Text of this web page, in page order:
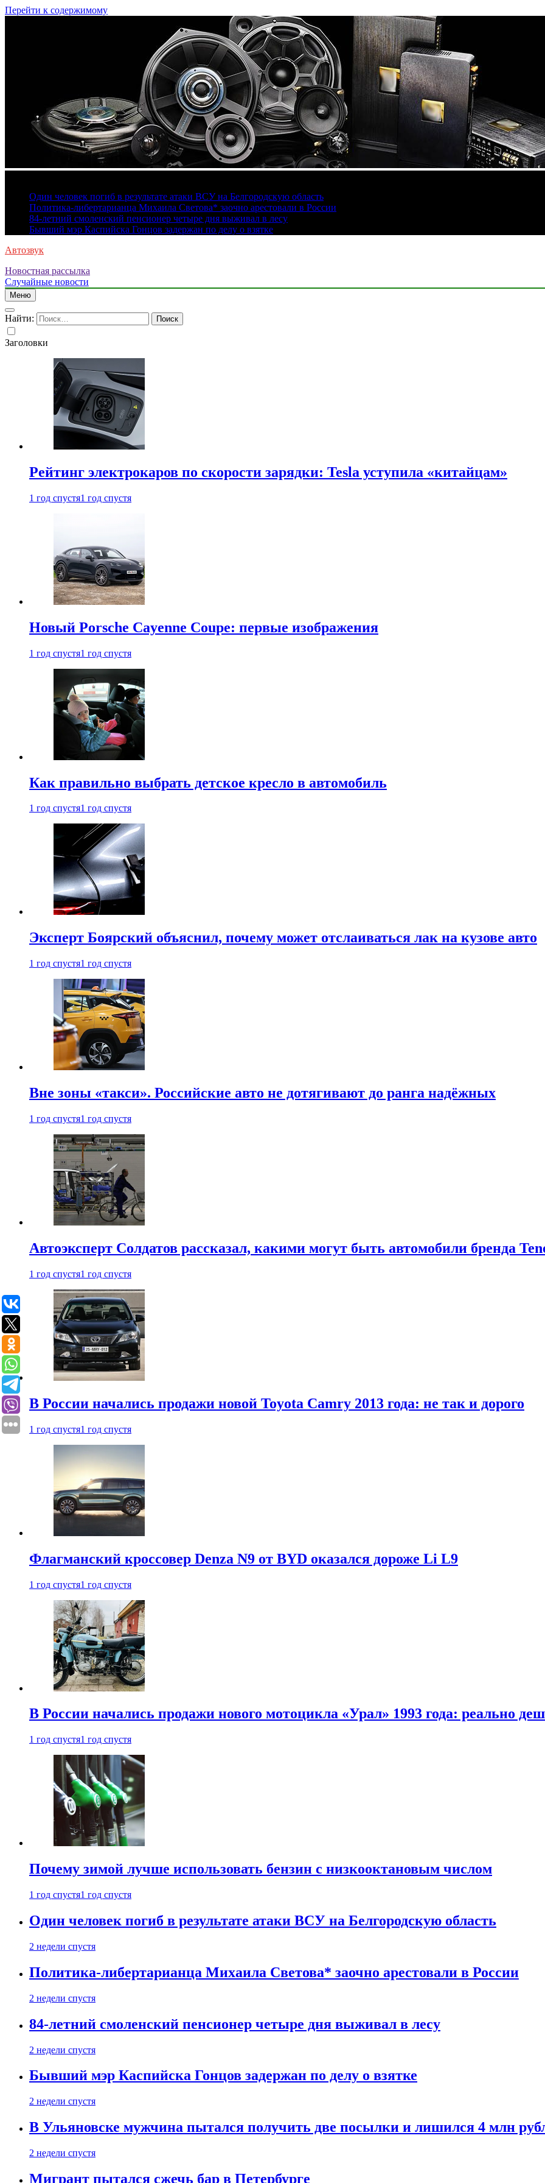
Перейти к содержимому
Один человек погиб в результате атаки ВСУ на Белгородскую область
Политика-либертарианца Михаила Светова* заочно арестовали в России
84-летний смоленский пенсионер четыре дня выживал в лесу
Бывший мэр Каспийска Гонцов задержан по делу о взятке
Автозвук
Новостная рассылка
Случайные новости
Меню
Найти:
Заголовки
Рейтинг электрокаров по скорости зарядки: Tesla уступила «китайцам»
1 год спустя1 год спустя
Новый Porsche Cayenne Coupe: первые изображения
1 год спустя1 год спустя
Как правильно выбрать детское кресло в автомобиль
1 год спустя1 год спустя
Эксперт Боярский объяснил, почему может отслаиваться лак на кузове авто
1 год спустя1 год спустя
Вне зоны «такси». Российские авто не дотягивают до ранга надёжных
1 год спустя1 год спустя
Автоэксперт Солдатов рассказал, какими могут быть автомобили бренда
1 год спустя1 год спустя
В России начались продажи новой Toyota Camry 2013 года: не так и дорого
1 год спустя1 год спустя
Флагманский кроссовер Denza N9 от BYD оказался дороже Li L9
1 год спустя1 год спустя
В России начались продажи нового мотоцикла «Урал» 1993 года: реально
1 год спустя1 год спустя
Почему зимой лучше использовать бензин с низкооктановым числом
1 год спустя1 год спустя
Один человек погиб в результате атаки ВСУ на Белгородскую область
2 недели спустя
Политика-либертарианца Михаила Светова* заочно арестовали в России
2 недели спустя
84-летний смоленский пенсионер четыре дня выживал в лесу
2 недели спустя
Бывший мэр Каспийска Гонцов задержан по делу о взятке
2 недели спустя
В Ульяновске мужчина пытался получить две посылки и лишился 4 млн
2 недели спустя
Мигрант пытался сжечь бар в Петербурге